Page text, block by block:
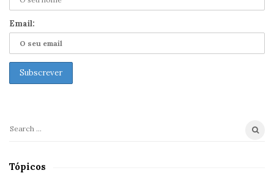
e
S
d
r
Email:
S
a
Tópicos